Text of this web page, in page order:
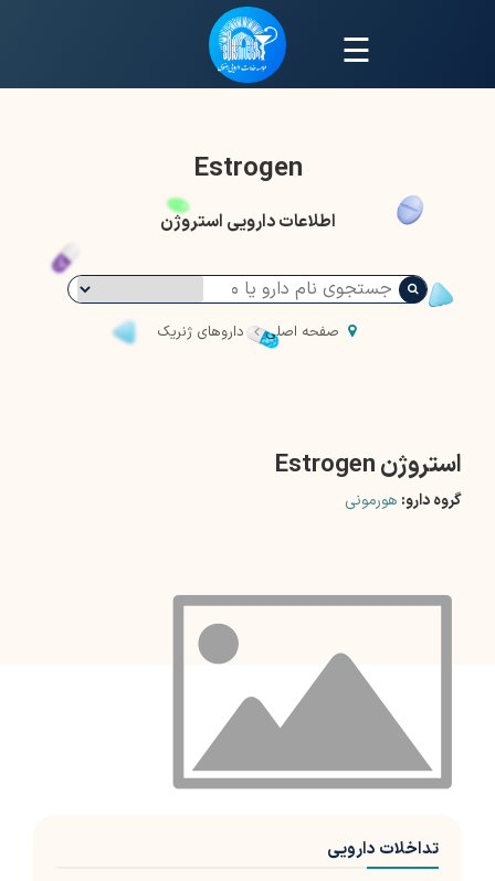
☰
Estrogen
اطلاعات دارویی استروژن
صفحه اصلی داروهای ژنریک
استروژن Estrogen
گروه دارو: هورمونی
تداخلات دارویی